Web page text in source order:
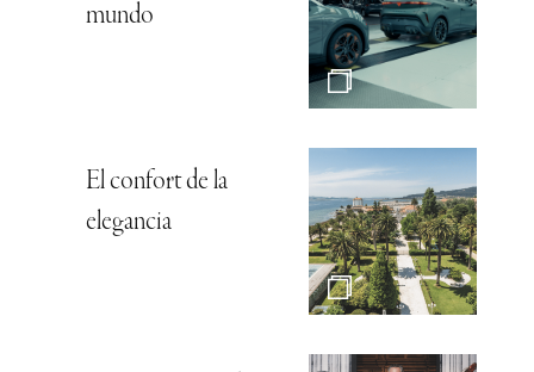
mundo
El confort de la
elegancia